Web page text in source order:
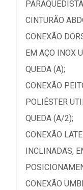
CINTURÃO
CONEXÃO
EM AÇO INOX
QUEDA (A);
CONEXÃO
POLIÉSTER
QUEDA (A/2);
CONEXÃO
INCLINADAS,
CONEXÃO